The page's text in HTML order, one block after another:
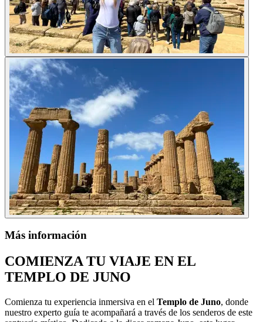
Más información
COMIENZA TU VIAJE EN EL
TEMPLO DE JUNO
Comienza tu experiencia inmersiva en el Templo de Juno, donde
nuestro experto guía te acompañará a través de los senderos de este